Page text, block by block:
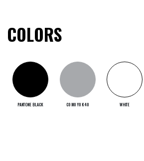
COLORS
PANTONE BLACK C0 M0 Y0 K40 WHITE